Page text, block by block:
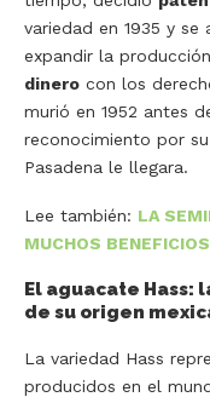
variedad en 1935 y
expandir la
dinero con los
murió en 1952 antes
reconocimiento por
Pasadena le llegara.
Lee también: LA
MUCHOS
El aguacate
de su origen
La variedad Hass
producidos en el